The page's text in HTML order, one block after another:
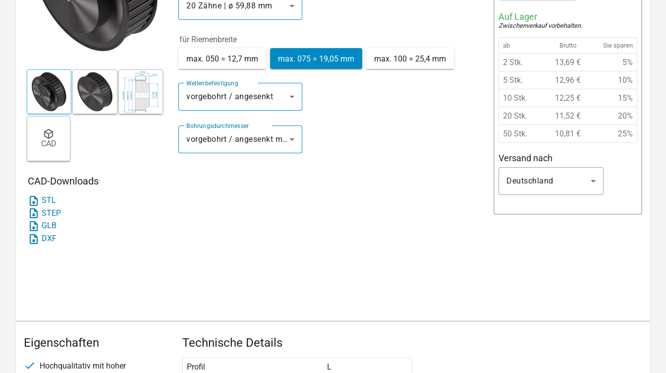
CAD
CAD-Downloads
STL
STEP
GLB
DXF
20 Zähne | ø 59,88 mm
für Riemenbreite
max. 050 = 12,7 mm max. 075 = 19,05 mm max. 100 = 25,4 mm
Wellenbefestigung
vorgebohrt / angesenkt
Bohrungsdurchmesser
vorgebohrt / angesenkt mm
Auf Lager
Zwischenverkauf vorbehalten.
ab Brutto Sie sparen
2 Stk. 13,69 €
5%
5 Stk.
12,96 €
10%
10 Stk.
12,25 €
15%
20 Stk.
11,52 €
20%
50 Stk.
10,81 € 25%
Versand nach
Deutschland
Eigenschaften
Hochqualitativ mit hoher
Technische Details
Profil
L